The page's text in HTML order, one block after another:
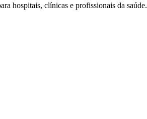
hospitais, clínicas e profissionais da saúde.